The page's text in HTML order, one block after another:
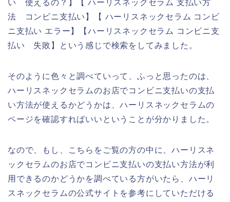
い 使えるの？】【 ハーリスネックセラム 支払い方
法 コンビニ支払い】【 ハーリスネックセラム コンビ
ニ支払い エラー】【ハーリスネックセラム コンビニ支
払い 失敗】という感じで検索をしてみました。
そのように色々と調べていって、ふっと思ったのは、
ハーリスネックセラムのお店でコンビニ支払いの支払
い方法が使えるかどうかは、ハーリスネックセラムの
ページを確認すればいいということが分かりました。
なので、もし、こちらをご覧の方の中に、ハーリスネ
ックセラムのお店でコンビニ支払いの支払い方法が利
用できるのかどうかを調べている方がいたら、ハーリ
スネックセラムの公式サイトを参考にしていただける